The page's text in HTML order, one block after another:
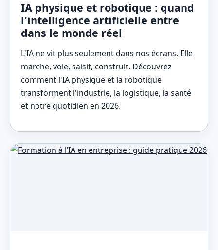
IA physique et robotique : quand
l'intelligence artificielle entre
dans le monde réel
L'IA ne vit plus seulement dans nos écrans. Elle
marche, vole, saisit, construit. Découvrez
comment l'IA physique et la robotique
transforment l'industrie, la logistique, la santé
et notre quotidien en 2026.